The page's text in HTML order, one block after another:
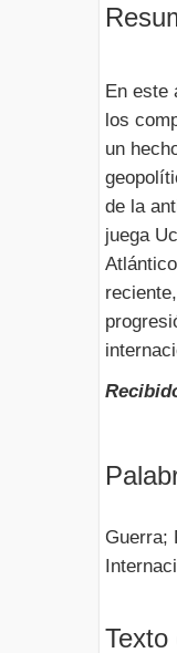
En este
los
un
de la
juega
Guerra;
Texto